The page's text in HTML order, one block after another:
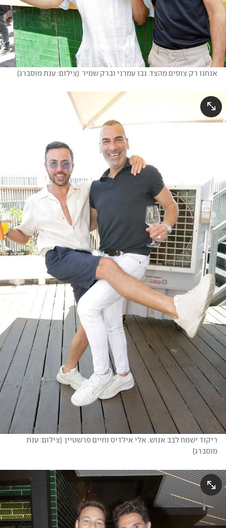
אנחנו רק צופים מהצד. נבו עמרני וברק שמיר (צילום: ענת מוסברג)
ריקוד ישמח לבב אנוש. אלי אילדיס וחיים פרשטיין (
מוסברג)